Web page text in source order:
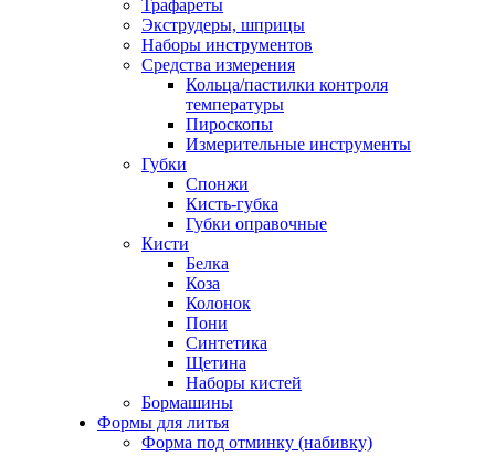
Трафареты
Экструдеры, шприцы
Наборы инструментов
Средства измерения
Кольца/пастилки контроля
температуры
Пироскопы
Измерительные инструменты
Губки
Спонжи
Кисть-губка
Губки оправочные
Кисти
Белка
Коза
Колонок
Пони
Синтетика
Щетина
Наборы кистей
Бормашины
Формы для литья
Форма под отминку (набивку)